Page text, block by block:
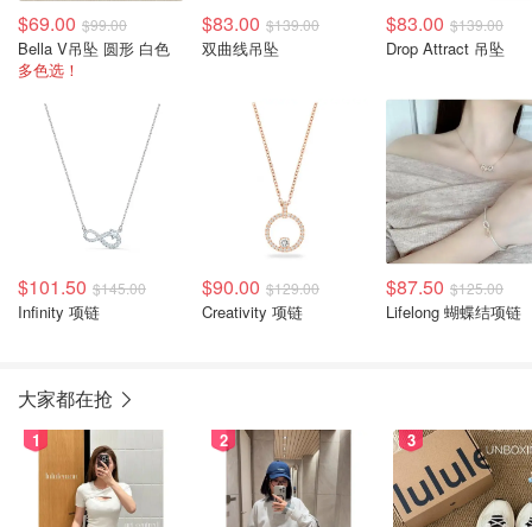
$69.00 $99.00
Bella V吊坠 圆形 白色
多色选！
$83.00 $139.00
双曲线吊坠
$83.00 $139.00
Drop Attract 吊坠
$101.50 $145.00
Infinity 项链
$90.00 $129.00
Creativity 项链
$87.50 $125.00
Lifelong 蝴蝶结项链
大家都在抢
1 2 3